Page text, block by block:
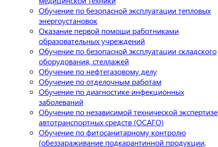
Обучение по безопасной эксплуатации тепловых
энергоустановок
Оказание первой помощи работниками
образовательных учреждений
Обучение по безопасной эксплуатации складского
оборудования, стеллажей
Обучение по нефтегазовому делу
Обучение по отделочным работам
Обучение по диагностике инфекционных
заболеваний
Обучение по независимой технической экспертизе
автотранспортных средств (ОСАГО)
Обучение по фитосанитарному контролю
(обеззараживание подкарантинной продукции,